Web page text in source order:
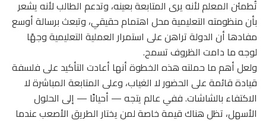
تُطمئن المعلم لأنه يرى المتابعة بعينه، وتدعم الطالب لأنه يشعر
بأن منظومته التعليمية محل اهتمام حقيقي، وتبعث برسالة أوسع
مفادها أن الدولة تراهن على استمرار العملية التعليمية وجهًا
لوجه ما دامت الظروف تسمح.
ولعل أهم ما حملته هذه الخطوة أنها أعادت التأكيد على فلسفة
قيادة قائمة على الحضور لا الغياب، وعلى المتابعة المباشرة لا
الاكتفاء بالشاشات. ففي عالم يتجه — أحيانًا — إلى الحلول
الأسهل، تظل هناك قيمة خاصة لمن يختار الطريق الأصعب عندما